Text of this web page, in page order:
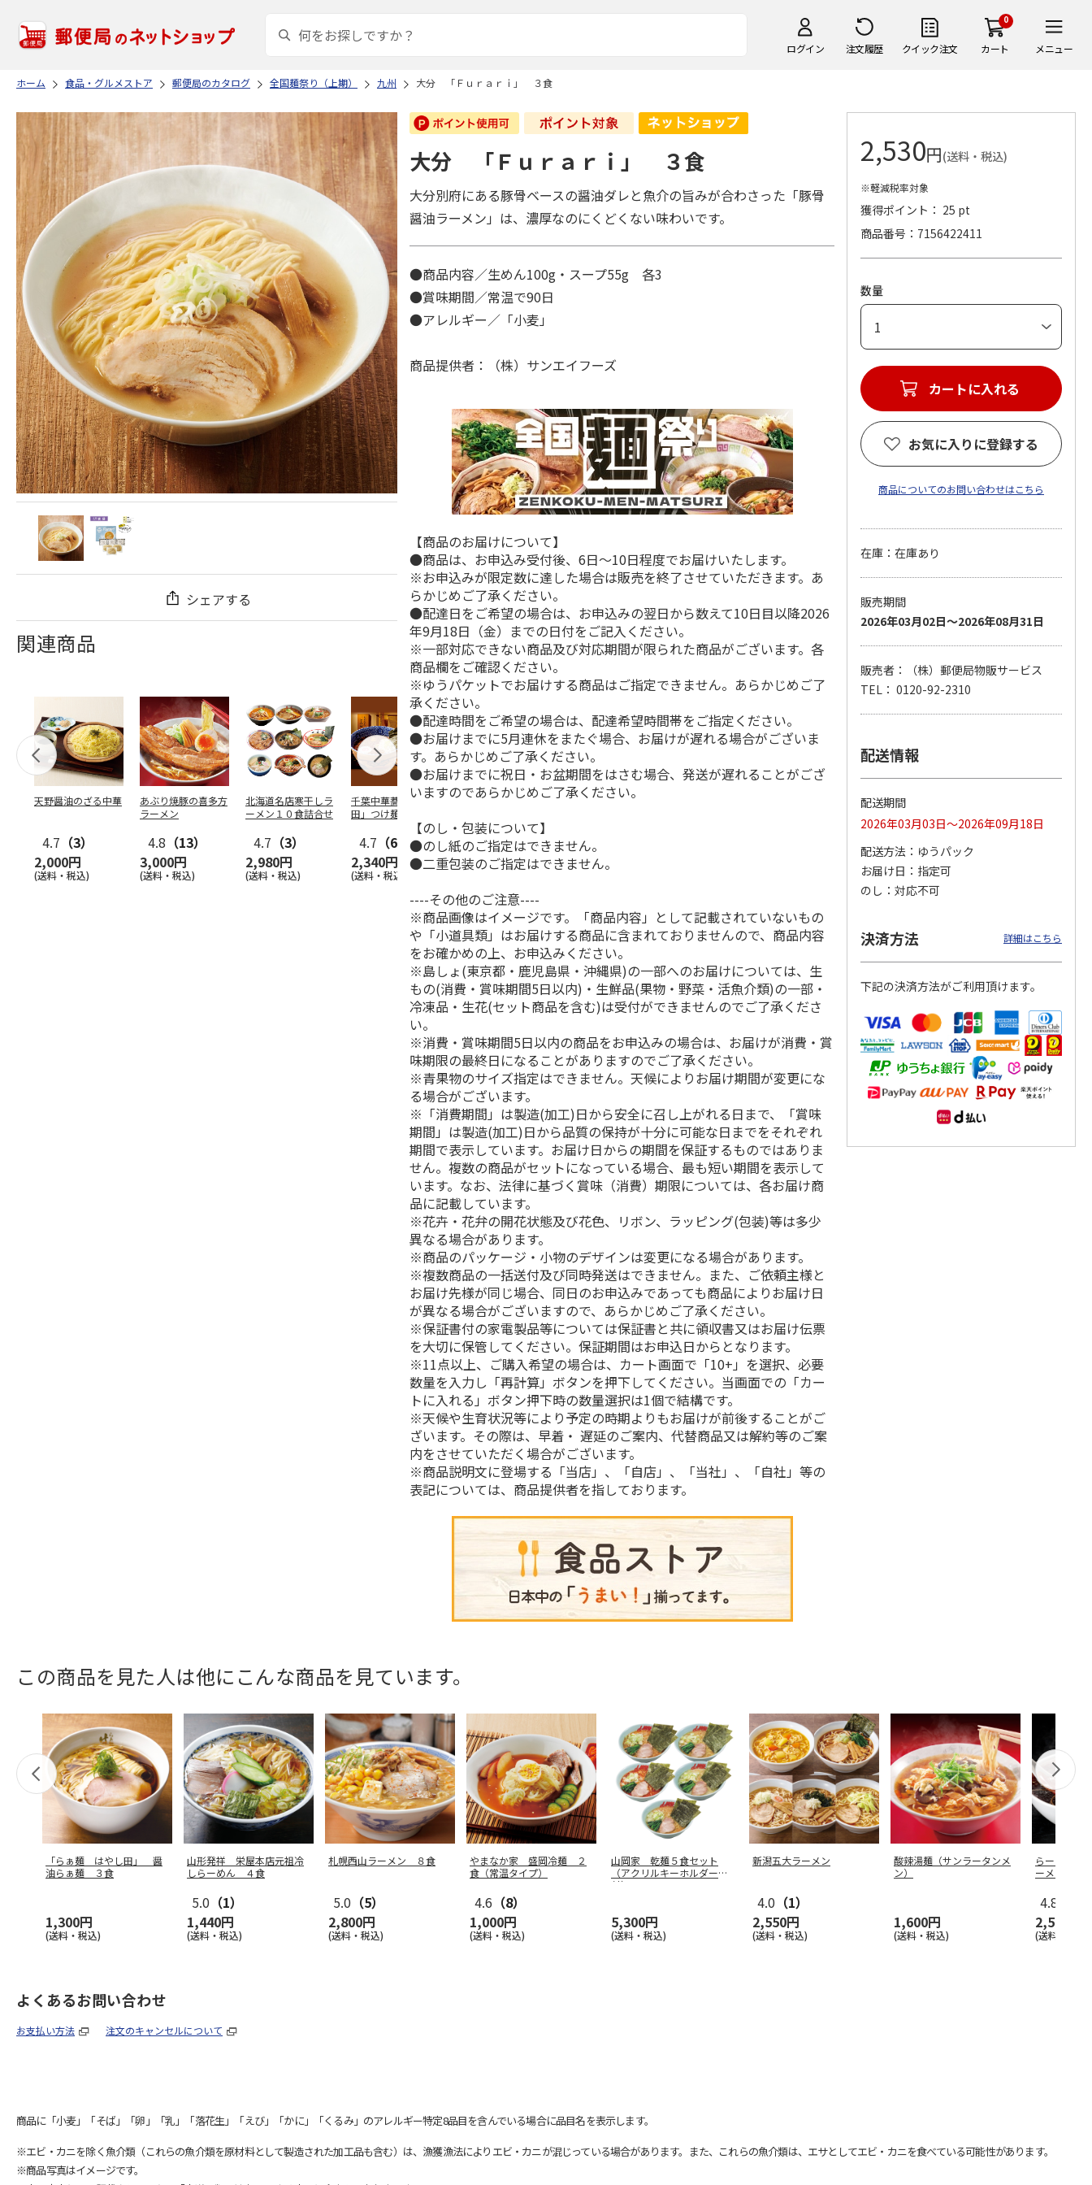
ログイン 注文履歴 クイック注文
0
カート メニュー
ホーム 食品・グルメストア 郵便局のカタログ 全国麺祭り（上期） 九州 大分 「Ｆｕｒａｒｉ」 ３食
シェアする
関連商品
天野醤油のざる中華
4.7 （3）
2,000円
(送料・税込)
あぶり焼豚の喜多方
ラーメン
4.8 （13）
3,000円
(送料・税込)
北海道名店寒干しラ
ーメン１０食詰合せ
4.7 （3）
2,980円
(送料・税込)
千葉中華蕎麦「とみ
田」つけ麺４食
4.7 （6）
2,340円
(送料・税込)
＜ご自宅用＞喜多方
セット １０食
5.0（1）
2,450円
(送料・税込)
山形発祥 栄屋本店
5.0（1）
1,440円
＜お中元＞喜多方ラ
札幌西山ラーメン
4.7
（3）
1,950円
(送料・税込)
食
大分 「Ｆｕｒａｒｉ」 ３食
大分別府にある豚骨ベースの醤油ダレと魚介の旨みが合わさった「豚骨
醤油ラーメン」は、濃厚なのにくどくない味わいです。
●商品内容／生めん100g・スープ55g 各3
●賞味期間／常温で90日
●アレルギー／「小麦」
商品提供者：（株）サンエイフーズ
【商品のお届けについて】
●商品は、お申込み受付後、6日～10日程度でお届けいたします。
※お申込みが限定数に達した場合は販売を終了させていただきます。あ
らかじめご了承ください。
●配達日をご希望の場合は、お申込みの翌日から数えて10日目以降2026
年9月18日（金）までの日付をご記入ください。
※一部対応できない商品及び対応期間が限られた商品がございます。各
商品欄をご確認ください。
※ゆうパケットでお届けする商品はご指定できません。あらかじめご了
承ください。
●配達時間をご希望の場合は、配達希望時間帯をご指定ください。
●お届けまでに5月連休をまたぐ場合、お届けが遅れる場合がございま
す。あらかじめご了承ください。
●お届けまでに祝日・お盆期間をはさむ場合、発送が遅れることがござ
いますのであらかじめご了承ください。
【のし・包装について】
●のし紙のご指定はできません。
●二重包装のご指定はできません。
----その他のご注意----
※商品画像はイメージです。「商品内容」として記載されていないもの
や「小道具類」はお届けする商品に含まれておりませんので、商品内容
をお確かめの上、お申込みください。
※島しょ(東京都・鹿児島県・沖縄県)の一部へのお届けについては、生
もの(消費・賞味期間5日以内)・生鮮品(果物・野菜・活魚介類)の一部・
冷凍品・生花(セット商品を含む)は受付ができませんのでご了承くださ
い。
※消費・賞味期間5日以内の商品をお申込みの場合は、お届けが消費・賞
味期限の最終日になることがありますのでご了承ください。
※青果物のサイズ指定はできません。天候によりお届け期間が変更にな
る場合がございます。
※「消費期間」は製造(加工)日から安全に召し上がれる日まで、「賞味
期間」は製造(加工)日から品質の保持が十分に可能な日までをそれぞれ
期間で表示しています。お届け日からの期間を保証するものではありま
せん。複数の商品がセットになっている場合、最も短い期間を表示して
います。なお、法律に基づく賞味（消費）期限については、各お届け商
品に記載しています。
※花卉・花弁の開花状態及び花色、リボン、ラッピング(包装)等は多少
異なる場合があります。
※商品のパッケージ・小物のデザインは変更になる場合があります。
※複数商品の一括送付及び同時発送はできません。また、ご依頼主様と
お届け先様が同じ場合、同日のお申込みであっても商品によりお届け日
が異なる場合がございますので、あらかじめご了承ください。
※保証書付の家電製品等については保証書と共に領収書又はお届け伝票
を大切に保管してください。保証期間はお申込日からとなります。
※11点以上、ご購入希望の場合は、カート画面で「10+」を選択、必要
数量を入力し「再計算」ボタンを押下してください。当画面での「カー
トに入れる」ボタン押下時の数量選択は1個で結構です。
※天候や生育状況等により予定の時期よりもお届けが前後することがご
ざいます。その際は、早着・ 遅延のご案内、代替商品又は解約等のご案
内をさせていただく場合がございます。
※商品説明文に登場する「当店」、「自店」、「当社」、「自社」等の
表記については、商品提供者を指しております。
2,530円(送料・税込)
※軽減税率対象
獲得ポイント： 25 pt
商品番号
7156422411
数量
カートに入れる
お気に入りに登録する
商品についてのお問い合わせはこちら
在庫：在庫あり
販売期間
2026年03月02日～2026年08月31日
販売者：（株）郵便局物販サービス
TEL： 0120-92-2310
配送情報
配送期間
2026年03月03日～2026年09月18日
配送方法
ゆうパック
お届け日
指定可
のし
対応不可
決済方法 詳細はこちら
下記の決済方法がご利用頂けます。
この商品を見た人は他にこんな商品を見ています。
「らぁ麺 はやし田」 醤
油らぁ麺 ３食
1,300円
(送料・税込)
山形発祥 栄屋本店元祖冷
しらーめん ４食
5.0 （1）
1,440円
(送料・税込)
札幌西山ラーメン ８食
5.0 （5）
2,800円
(送料・税込)
やまなか家 盛岡冷麺 ２
食（常温タイプ）
4.6 （8）
1,000円
(送料・税込)
山岡家 乾麺５食セット
（アクリルキーホルダー
付）
5,300円
(送料・税込)
新潟五大ラーメン
4.0 （1）
2,550円
(送料・税込)
酸辣湯麺（サンラータンメ
ン）
1,600円
(送料・税込)
らーめん味
ーメン（メ
4.8
2,550円
(送料・税込)
よくあるお問い合わせ
お支払い方法 注文のキャンセルについて
商品に「小麦」「そば」「卵」「乳」「落花生」「えび」「かに」「くるみ」のアレルギー特定8品目を含んでいる場合に品目名を表示します。
※エビ・カニを除く魚介類（これらの魚介類を原材料として製造された加工品も含む）は、漁獲漁法によりエビ・カニが混じっている場合があります。また、これらの魚介類は、エサとしてエビ・カニを食べている可能性があります。
※商品写真はイメージです。